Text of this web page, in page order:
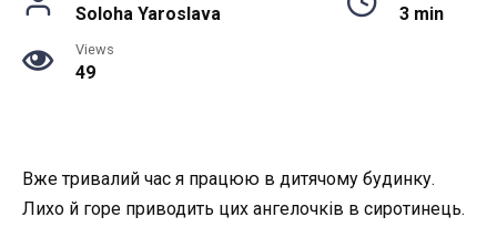
Soloha Yaroslava 3 min
Views
49
Вже тривалий час я працюю в дитячому будинку.
Лихо й горе приводить цих ангелочків в сиротинець.